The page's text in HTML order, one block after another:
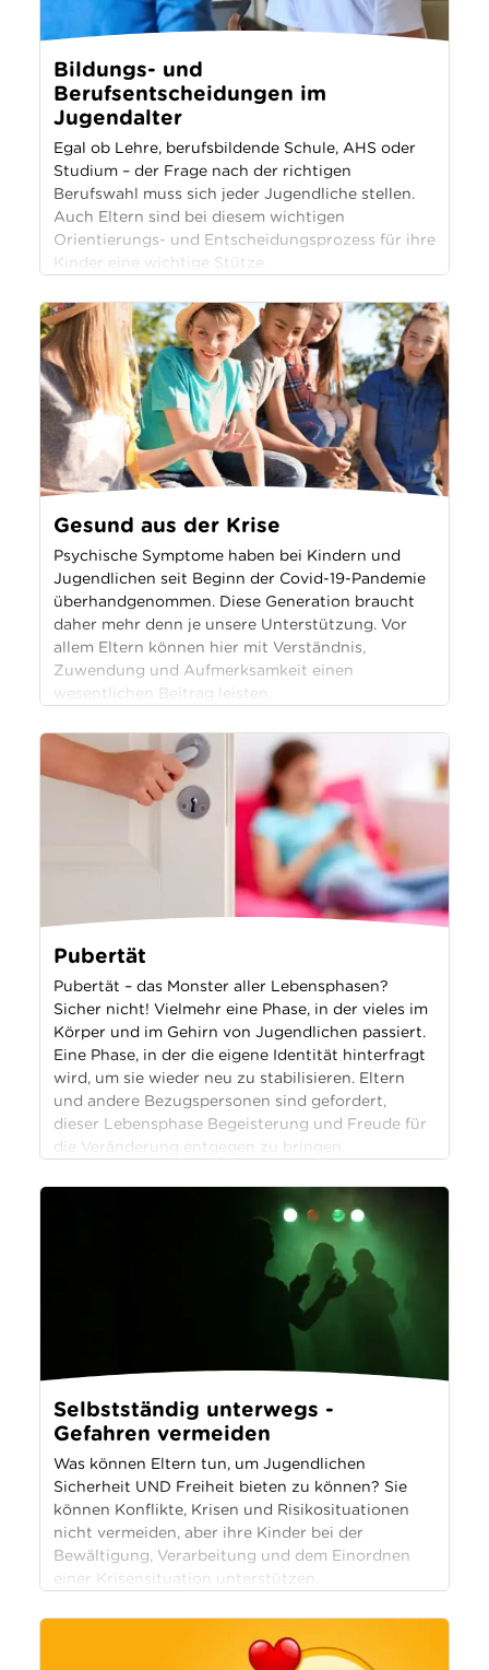
Bildungs- und
Berufsentscheidungen im
Jugendalter
Egal ob Lehre, berufsbildende Schule, AHS oder
Studium – der Frage nach der richtigen
Berufswahl muss sich jeder Jugendliche stellen.
Auch Eltern sind bei diesem wichtigen
Orientierungs- und Entscheidungsprozess für ihre
Kinder eine wichtige Stütze.
Gesund aus der Krise
Psychische Symptome haben bei Kindern und
Jugendlichen seit Beginn der Covid-19-Pandemie
überhandgenommen. Diese Generation braucht
daher mehr denn je unsere Unterstützung. Vor
allem Eltern können hier mit Verständnis,
Zuwendung und Aufmerksamkeit einen
wesentlichen Beitrag leisten.
Pubertät
Pubertät – das Monster aller Lebensphasen?
Sicher nicht! Vielmehr eine Phase, in der vieles im
Körper und im Gehirn von Jugendlichen passiert.
Eine Phase, in der die eigene Identität hinterfragt
wird, um sie wieder neu zu stabilisieren. Eltern
und andere Bezugspersonen sind gefordert,
dieser Lebensphase Begeisterung und Freude für
die Veränderung entgegen zu bringen.
Selbstständig unterwegs -
Gefahren vermeiden
Was können Eltern tun, um Jugendlichen
Sicherheit UND Freiheit bieten zu können? Sie
können Konflikte, Krisen und Risikosituationen
nicht vermeiden, aber ihre Kinder bei der
Bewältigung, Verarbeitung und dem Einordnen
einer Krisensituation unterstützen.